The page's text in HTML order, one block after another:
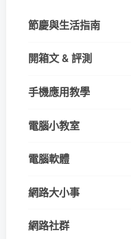
節慶與生活指南
開箱文 & 評測
手機應用教學
電腦小教室
電腦軟體
網路大小事
網路社群